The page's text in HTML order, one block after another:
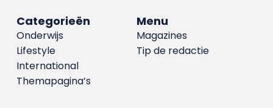
Menu
Magazines
Tip de redactie
Categorieën
Onderwijs
Lifestyle
International
Themapagina’s